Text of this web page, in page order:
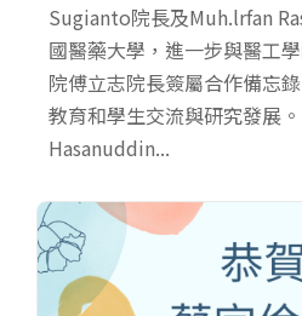
Sugianto院長及Muh.lrfan
國醫藥大學，進一步與醫工
院傅立志院長簽屬合作備忘
教育和學生交流與研究發展
Hasanuddin...